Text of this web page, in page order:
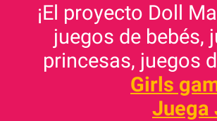
¡El proyecto Doll
juegos de bebés,
princesas, juegos
Girls
Juega